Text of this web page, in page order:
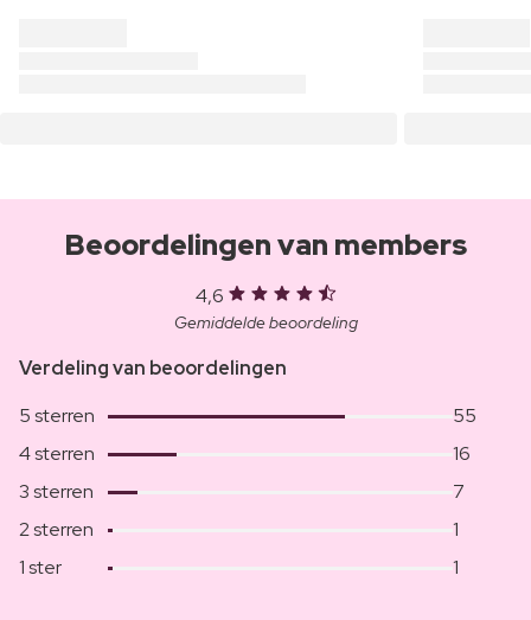
Beoordelingen van members
4,6
Gemiddelde beoordeling
Verdeling van beoordelingen
5 sterren
55
4 sterren
16
3 sterren
7
2 sterren
1
1 ster
1